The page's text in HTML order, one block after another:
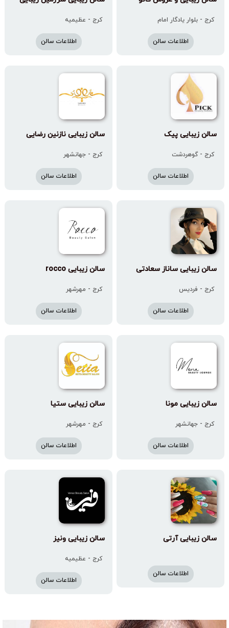
کرج - بلوار یادگار امام
اطلاعات سالن
کرج - عظیمیه
اطلاعات سالن
سالن زیبایی پیک
کرج - گوهردشت
اطلاعات سالن
سالن زیبایی نازنین رضایی
کرج - جهانشهر
اطلاعات سالن
سالن زیبایی ساناز سعادتی
کرج - فردیس
اطلاعات سالن
سالن زیبایی rocco
کرج - مهرشهر
اطلاعات سالن
سالن زیبایی مونا
کرج - جهانشهر
اطلاعات سالن
سالن زیبایی ستیا
کرج - مهرشهر
اطلاعات سالن
سالن زیبایی آرتی
اطلاعات سالن
سالن زیبایی ونیز
کرج - عظیمیه
اطلاعات سالن